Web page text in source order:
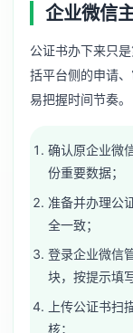
企业微信
公证书办下来只
括平台侧的申请
易把握时间节奏。
确认原企业微
份重要数据；
准备并办理公
全一致；
登录企业微信
块，按提示填
上传公证书扫
核；